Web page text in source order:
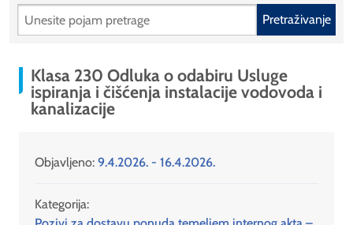
Pretraživanje
Klasa 230 Odluka o odabiru Usluge
ispiranja i čišćenja instalacije vodovoda i
kanalizacije
Objavljeno: 9.4.2026. - 16.4.2026.
Kategorija: